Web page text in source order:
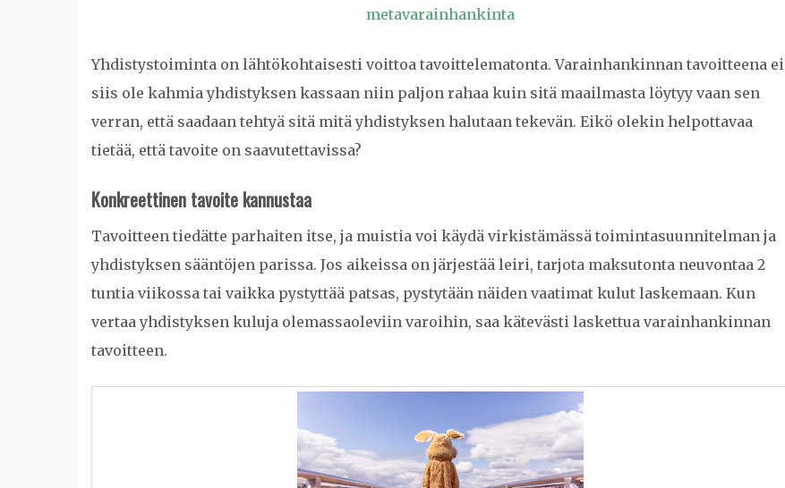
metavarainhankinta
Yhdistystoiminta on lähtökohtaisesti voittoa tavoittelematonta. Varainhankinnan tavoitteena ei
siis ole kahmia yhdistyksen kassaan niin paljon rahaa kuin sitä maailmasta löytyy vaan sen
verran, että saadaan tehtyä sitä mitä yhdistyksen halutaan tekevän. Eikö olekin helpottavaa
tietää, että tavoite on saavutettavissa?
Konkreettinen tavoite kannustaa
Tavoitteen tiedätte parhaiten itse, ja muistia voi käydä virkistämässä toimintasuunnitelman ja
yhdistyksen sääntöjen parissa. Jos aikeissa on järjestää leiri, tarjota maksutonta neuvontaa 2
tuntia viikossa tai vaikka pystyttää patsas, pystytään näiden vaatimat kulut laskemaan. Kun
vertaa yhdistyksen kuluja olemassaoleviin varoihin, saa kätevästi laskettua varainhankinnan
tavoitteen.